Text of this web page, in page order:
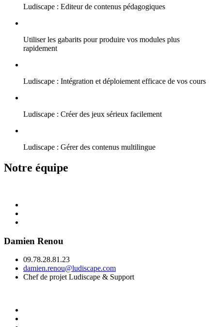
Ludiscape : Editeur de contenus pédagogiques
Utiliser les gabarits pour produire vos modules plus
rapidement
Ludiscape : Intégration et déploiement efficace de vos cours
Ludiscape : Créer des jeux sérieux facilement
Ludiscape : Gérer des contenus multilingue
Notre équipe
Damien Renou
09.78.28.81.23
damien.renou@ludiscape.com
Chef de projet Ludiscape & Support